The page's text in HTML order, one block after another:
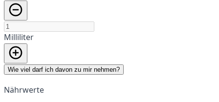
Milliliter
Wie viel darf ich davon zu mir nehmen?
Nährwerte